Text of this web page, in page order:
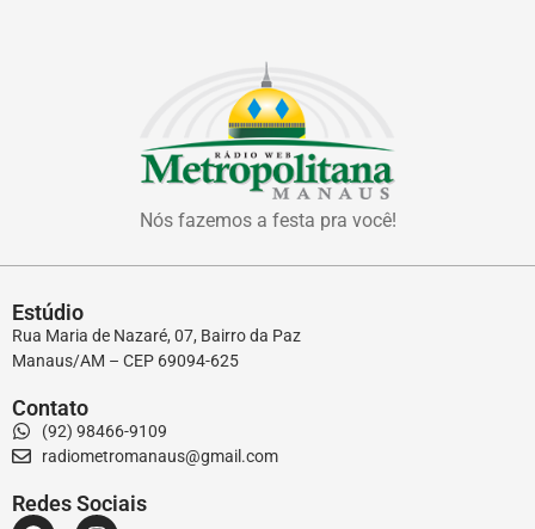
Nós fazemos a festa pra você!
Estúdio
Rua Maria de Nazaré, 07, Bairro da Paz
Manaus/AM – CEP 69094-625
Contato
(92) 98466-9109
radiometromanaus@gmail.com
Redes Sociais